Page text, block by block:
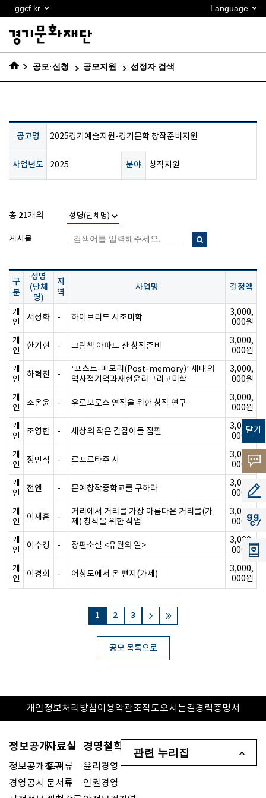
바로가기
ggcf.kr Language
닫기
고객의
소리
공모
지지
공모·신청 공모지원 선정자 검색
공고명 2025경기예술지원-경기문학 창작준비지원
사업년도 2025 분야 창작지원
총 21개의
게시물
구
분
성명
(단체
명)
지
역
사업명 결정액
개
인
서정화 - 하이브리드 시조미학
3,000,
000원
개
인
한기현 - 그림책 아파트 산 창작준비
3,000,
000원
개
인
하혁진 -
‘포스트-메모리(Post-memory)’ 세대의
역사적기억과재현윤리그리고미학
3,000,
000원
개
인
조온윤 - 우로보로스 연작을 위한 창작 연구
3,000,
000원
개
인
조영한 - 세상의 작은 칼잡이들 집필
3,000,
000원
개
인
정민식 - 르포르타주 시
3,000,
000원
개
인
전앤 - 문예창작중학교를 구하라
3,000,
000원
개
인
이재훈 -
거리에서 거리를 가장 아름다운 거리를(가
제) 창작을 위한 작업
3,000,
000원
개
인
이수경 - 장편소설 <유월의 일>
3,000,
000원
개
인
이경희 - 어청도에서 온 편지(가제)
3,000,
000원
1 2 3
공모 목록으로
개인정보처리방침이용약관조직도오시는길경력증명서
정보공개
정보공개청구
경영공시
자료실
도서류
문서류
경영철학
윤리경영
인권경영
관련 누리집